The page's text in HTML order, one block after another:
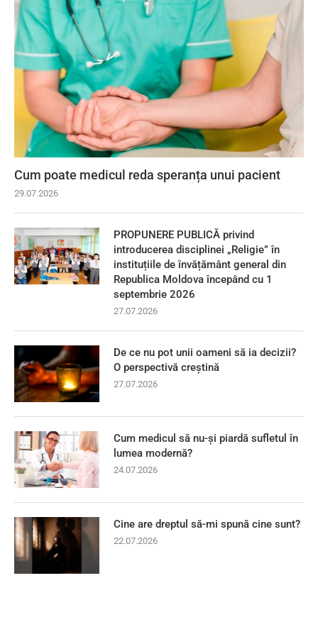
Cum poate medicul reda speranța unui pacient
29.07.2026
PROPUNERE PUBLICĂ privind
introducerea disciplinei „Religie” în
instituțiile de învățământ general din
Republica Moldova începând cu 1
septembrie 2026
27.07.2026
De ce nu pot unii oameni să ia decizii?
O perspectivă creștină
27.07.2026
Cum medicul să nu-și piardă sufletul în
lumea modernă?
24.07.2026
Cine are dreptul să-mi spună cine sunt?
22.07.2026